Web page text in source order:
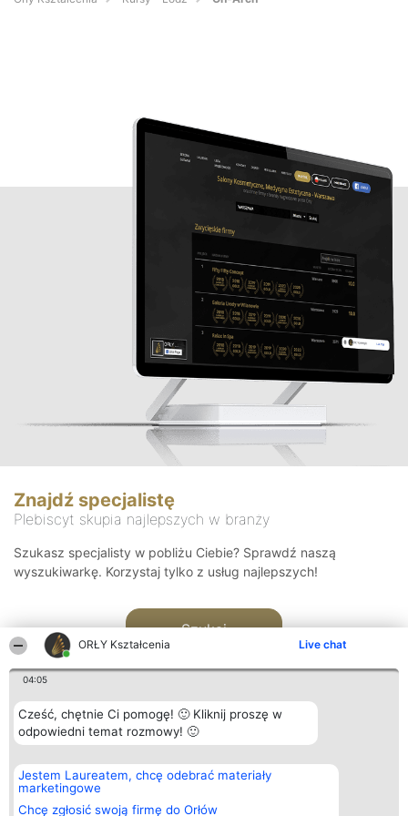
ORŁY Kształcenia Live chat
04:05
Cześć, chętnie Ci pomogę! 🙂 Kliknij proszę w
odpowiedni temat rozmowy! 🙂
Jestem Laureatem, chcę odebrać materiały
marketingowe
Chcę zgłosić swoją firmę do Orłów
Znajdź specjalistę
Plebiscyt skupia najlepszych w branży
Szukasz specjalisty w pobliżu Ciebie? Sprawdź naszą
wyszukiwarkę. Korzystaj tylko z usług najlepszych!
Szukaj
Organizator plebiscytu
Bright Side Solutions sp. z o.
o. sp. k.
ul. Ruska 22
Plebiscyt
Laureaci
wszystkich
Kontakt
Kontakt